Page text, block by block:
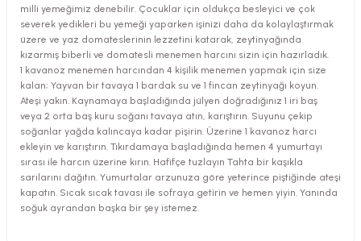
milli yemeğimiz denebilir. Çocuklar için oldukça besleyici ve çok
severek yedikleri bu yemeği yaparken işinizi daha da kolaylaştırmak
üzere ve yaz domateslerinin lezzetini katarak, zeytinyağında
kızarmış biberli ve domatesli menemen harcını sizin için hazırladık.
1 kavanoz menemen harcından 4 kişilik menemen yapmak için size
kalan; Yayvan bir tavaya 1 bardak su ve 1 fincan zeytinyağı koyun.
Ateşi yakın. Kaynamaya başladığında jülyen doğradığınız 1 iri baş
veya 2 orta baş kuru soğanı tavaya atın, karıştırın. Suyunu çekip
soğanlar yağda kalıncaya kadar pişirin. Üzerine 1 kavanoz harcı
ekleyin ve karıştırın. Tıkırdamaya başladığında hemen 4 yumurtayı
sırası ile harcın üzerine kırın. Hafifçe tuzlayın Tahta bir kaşıkla
sarılarını dağıtın. Yumurtalar arzunuza göre yeterince piştiğinde ateşi
kapatın. Sıcak sıcak tavası ile sofraya getirin ve hemen yiyin. Yanında
soğuk ayrandan başka bir şey istemez.